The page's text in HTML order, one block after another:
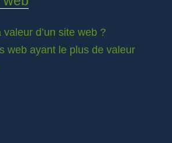
d’un site web ?
web ayant le plus de valeur